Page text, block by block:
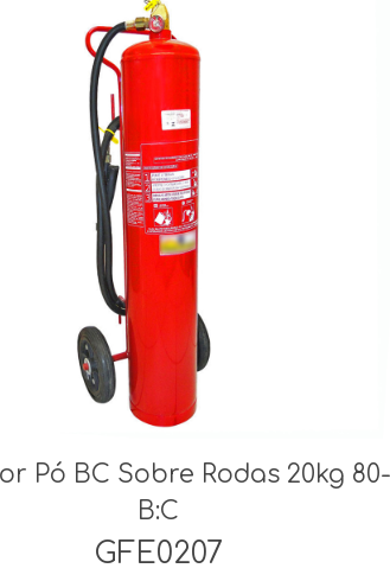
Pó BC Sobre Rodas 20kg 80-
B:C
GFE0207